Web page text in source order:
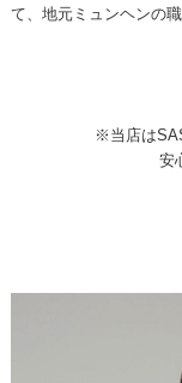
て、地元ミュンヘンの
※当店は
安